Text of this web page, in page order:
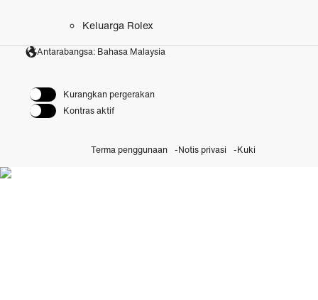
Keluarga Rolex
Antarabangsa: Bahasa Malaysia
Kurangkan pergerakan
Kontras aktif
Terma penggunaan Notis privasi Kuki